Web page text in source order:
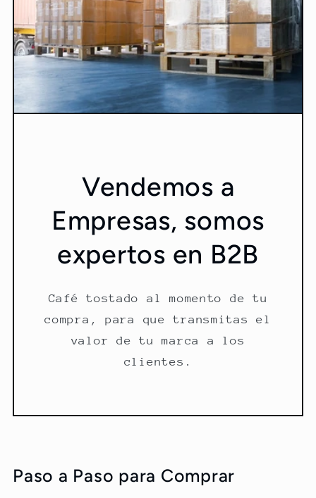
Vendemos a
Empresas, somos
expertos en B2B
Café tostado al momento de tu
compra, para que transmitas el
valor de tu marca a los
clientes.
Paso a Paso para Comprar